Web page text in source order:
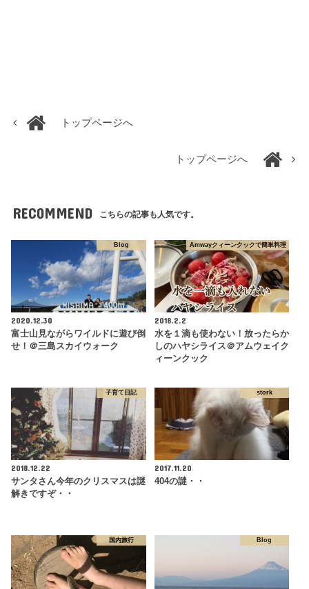
トップページへ
トップページへ
RECOMMEND こちらの記事も人気です。
Blog
2020.12.30
富士山見ながらワイルドに遊び倒
せ！＠三島スカイウォーク
Amwayクィーンクックで簡単料理
2018.2.2
水を１滴も使わない！放ったらか
しのハヤシライス＠アムウェイク
ィーンクック
子育て日記
2018.12.22
サンタさん今年のクリスマスは謎
解きですぞ・・
stork
2017.11.20
404の謎・・
国内旅行 Blog